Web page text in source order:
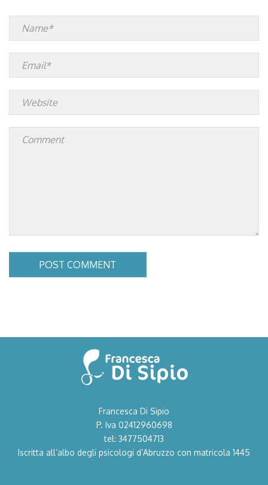
POST COMMENT
Francesca Di Sipio
P. Iva 02412960698
tel: 3477504713
Iscritta all’albo degli psicologi d’Abruzzo con matricola 1445